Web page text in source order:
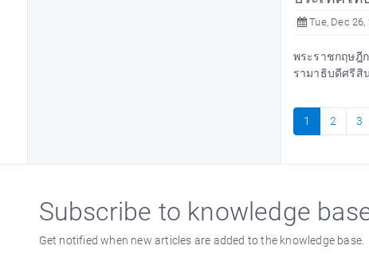
Tue, Dec 26,
พระราชกฤษฎีก
รามาธิบดีศรีสิ
1 2 3
Subscribe to knowledge
Get notified when new articles are added to the knowledge base.